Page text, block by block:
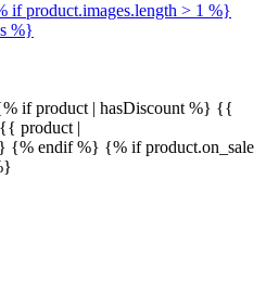
product.images.length > 1 %}
%}
if product | hasDiscount %} {{
{{ product |
{% endif %} {% if product.on_sale